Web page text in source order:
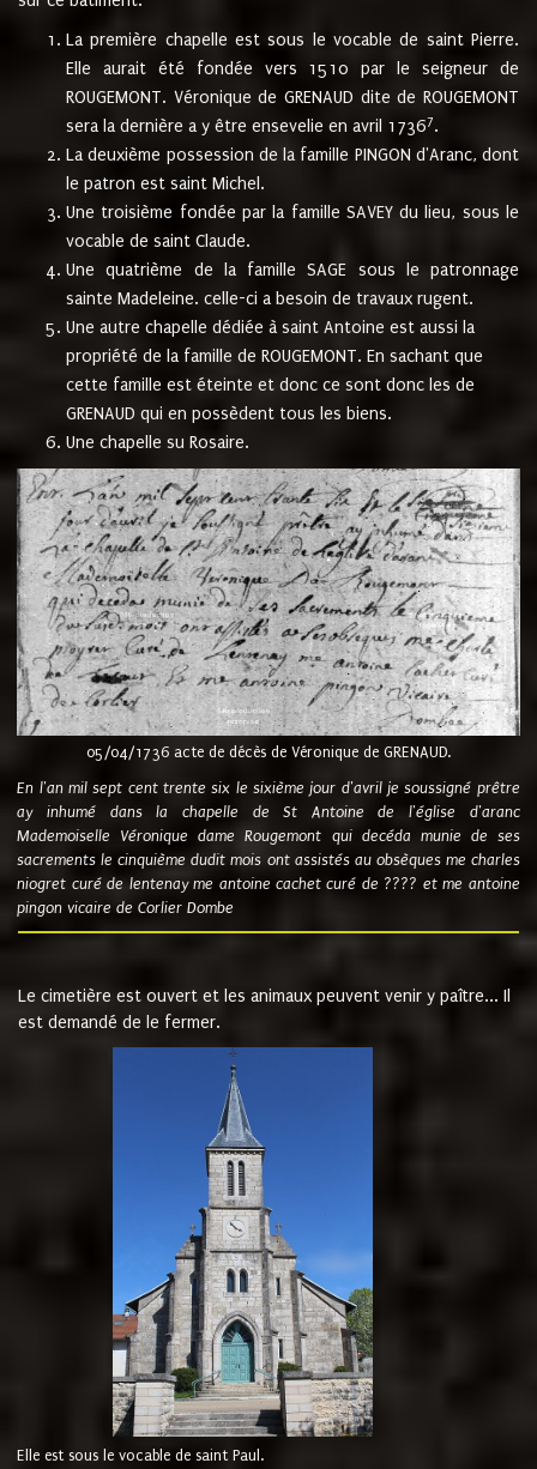
La première chapelle est sous le vocable de saint Pierre.
Elle aurait été fondée vers 1510 par le seigneur de
ROUGEMONT. Véronique de GRENAUD dite de ROUGEMONT
sera la dernière a y être ensevelie en avril 17367.
La deuxième possession de la famille PINGON d'Aranc, dont
le patron est saint Michel.
Une troisième fondée par la famille SAVEY du lieu, sous le
vocable de saint Claude.
Une quatrième de la famille SAGE sous le patronnage
sainte Madeleine. celle-ci a besoin de travaux rugent.
Une autre chapelle dédiée à saint Antoine est aussi la
propriété de la famille de ROUGEMONT. En sachant que
cette famille est éteinte et donc ce sont donc les de
GRENAUD qui en possèdent tous les biens.
Une chapelle su Rosaire.
05/04/1736 acte de décès de Véronique de GRENAUD.
En l'an mil sept cent trente six le sixième jour d'avril je soussigné prêtre
ay inhumé dans la chapelle de St Antoine de l'église d'aranc
Mademoiselle Véronique dame Rougemont qui decéda munie de ses
sacrements le cinquième dudit mois ont assistés au obsèques me charles
niogret curé de lentenay me antoine cachet curé de ???? et me antoine
pingon vicaire de Corlier Dombe
Le cimetière est ouvert et les animaux peuvent venir y paître... Il
est demandé de le fermer.
Elle est sous le vocable de saint Paul.